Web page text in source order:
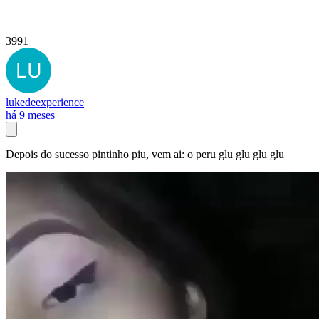
3991
lukedeexperience
há 9 meses
Depois do sucesso pintinho piu, vem ai: o peru glu glu glu glu